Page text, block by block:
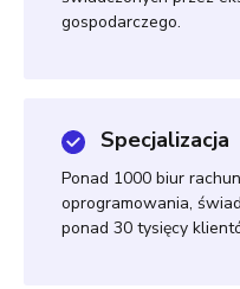
gospodarczego.
Specjalizacja
Ponad 1000 biur
oprogramowania,
ponad 30 tysięcy